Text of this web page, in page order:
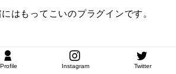
はもってこいのプラグインです。
Profile Instagram Twitter